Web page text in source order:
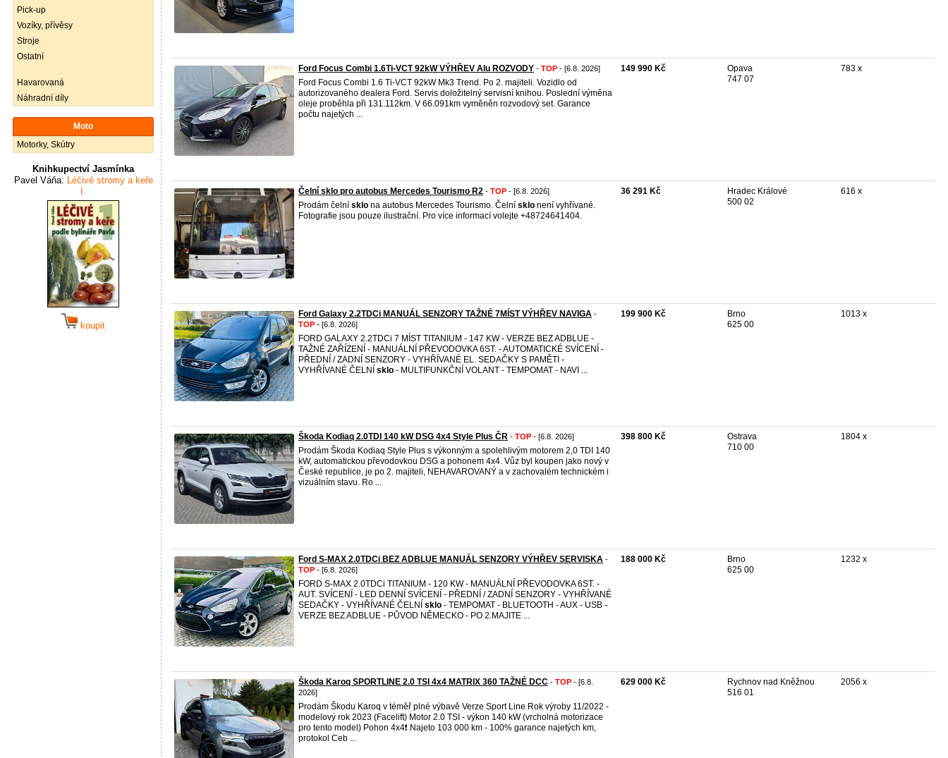
Pick-up
Vozíky, přívěsy
Stroje
Ostatní
Havarovaná
Náhradní díly
Moto
Motorky, Skútry
Knihkupectví Jasmínka
Pavel Váňa: Léčivé stromy a keře
I.
koupit
Ford Focus Combi 1.6Ti-VCT 92kW VÝHŘEV Alu ROZVODY - TOP - [6.8. 2026]
Ford Focus Combi 1.6 Ti-VCT 92kW Mk3 Trend. Po 2. majiteli. Vozidlo od
autorizovaného dealera Ford. Servis doložitelný servisní knihou. Poslední výměna
oleje proběhla při 131.112km. V 66.091km vyměněn rozvodový set. Garance
počtu najetých ...
149 990 Kč
Opava
747 07
783 x
Čelní sklo pro autobus Mercedes Tourismo R2 - TOP - [6.8. 2026]
Prodám čelní sklo na autobus Mercedes Tourismo. Čelní sklo není vyhřívané.
Fotografie jsou pouze ilustrační. Pro více informací volejte +48724641404.
36 291 Kč
Hradec Králové
500 02
616 x
Ford Galaxy 2.2TDCi MANUÁL SENZORY TAŽNÉ 7MÍST VÝHŘEV NAVIGA -
TOP - [6.8. 2026]
FORD GALAXY 2.2TDCi 7 MÍST TITANIUM - 147 KW - VERZE BEZ ADBLUE -
TAŽNÉ ZAŘÍZENÍ - MANUÁLNÍ PŘEVODOVKA 6ST. - AUTOMATICKÉ SVÍCENÍ -
PŘEDNÍ / ZADNÍ SENZORY - VYHŘÍVANÉ EL. SEDAČKY S PAMĚTI -
VYHŘÍVANÉ ČELNÍ sklo - MULTIFUNKČNÍ VOLANT - TEMPOMAT - NAVI ...
199 900 Kč
Brno
625 00
1013 x
Škoda Kodiaq 2.0TDI 140 kW DSG 4x4 Style Plus ČR - TOP - [6.8. 2026]
Prodám Škoda Kodiaq Style Plus s výkonným a spolehlivým motorem 2,0 TDI 140
kW, automatickou převodovkou DSG a pohonem 4x4. Vůz byl koupen jako nový v
České republice, je po 2. majiteli, NEHAVAROVANÝ a v zachovalém technickém i
vizuálním stavu. Ro ...
398 800 Kč
Ostrava
710 00
1804 x
Ford S-MAX 2.0TDCi BEZ ADBLUE MANUÁL SENZORY VÝHŘEV SERVISKA -
TOP - [6.8. 2026]
FORD S-MAX 2.0TDCi TITANIUM - 120 KW - MANUÁLNÍ PŘEVODOVKA 6ST. -
AUT. SVÍCENÍ - LED DENNÍ SVÍCENÍ - PŘEDNÍ / ZADNÍ SENZORY - VYHŘÍVANÉ
SEDAČKY - VYHŘÍVANÉ ČELNÍ sklo - TEMPOMAT - BLUETOOTH - AUX - USB -
VERZE BEZ ADBLUE - PŮVOD NĚMECKO - PO 2.MAJITE ...
188 000 Kč
Brno
625 00
1232 x
Škoda Karoq SPORTLINE 2.0 TSI 4x4 MATRIX 360 TAŽNÉ DCC - TOP - [6.8.
2026]
Prodám Škodu Karoq v téměř plné výbavě Verze Sport Line Rok výroby 11/2022 -
modelový rok 2023 (Facelift) Motor 2.0 TSI - výkon 140 kW (vrcholná motorizace
pro tento model) Pohon 4x4❗️ Najeto 103 000 km - 100% garance najetých km,
protokol Ceb ...
629 000 Kč
Rychnov nad Kněžnou
516 01
2056 x